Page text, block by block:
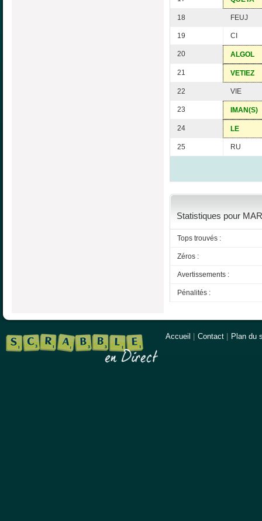
18 FEUJ
19 CI
20 ALGOL
21 VETIEZ
22 VIE
23 IMAN(S)
24 LE
25 RU
Statistiques pour
Tops trouvés :
Zéros :
Avertissements :
Pénalités :
Accueil Contact Plan du